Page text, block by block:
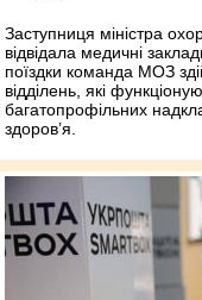
Заступниця міністра
відвідала медичні
поїздки команда МОЗ
відділень, які
багатопрофільних
здоров’я.